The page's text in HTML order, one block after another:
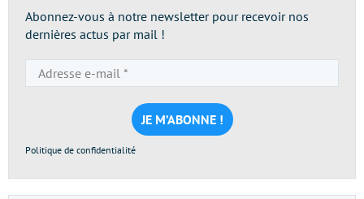
Abonnez-vous à notre newsletter pour recevoir nos
dernières actus par mail !
e-
mail
*
Politique de confidentialité